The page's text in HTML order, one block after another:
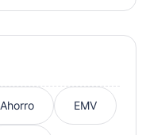
Ahorro EMV